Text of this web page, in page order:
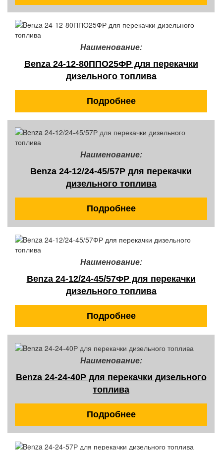
Наименование:
Benza 24-12-80ППО25ФР для перекачки
дизельного топлива
Подробнее
Наименование:
Benza 24-12/24-45/57Р для перекачки
дизельного топлива
Подробнее
Наименование:
Benza 24-12/24-45/57ФР для перекачки
дизельного топлива
Подробнее
Наименование:
Benza 24-24-40Р для перекачки дизельного
топлива
Подробнее